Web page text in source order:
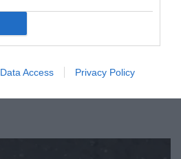
Data Access Privacy Policy